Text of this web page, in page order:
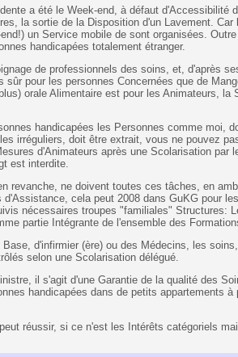
a été le Week-end, à défaut
la sortie de la Disposition d'un Lavement.
un Service mobile de sont organisées.
handicapées totalement étranger.
de professionnels des soins, et, d'après
sûr pour les personnes Concernées que de
orale Alimentaire est pour les Animateurs,
handicapées les Personnes comme moi,
irréguliers, doit être extrait, vous ne pouvez
d'Animateurs après une Scolarisation par
est interdite.
revanche, ne doivent toutes ces tâches, en
d'Assistance, cela peut 2008 dans GuKG pour
nécessaires troupes "familiales" Structures:
partie Intégrante de l'ensemble des
d'infirmier (ère) ou des Médecins, les
selon une Scolarisation délégué.
il s'agit d'une Garantie de la qualité des
handicapées dans de petits appartements
réussir, si ce n'est les Intérêts catégoriels